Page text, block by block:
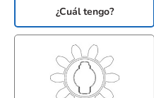
¿Cuál tengo?